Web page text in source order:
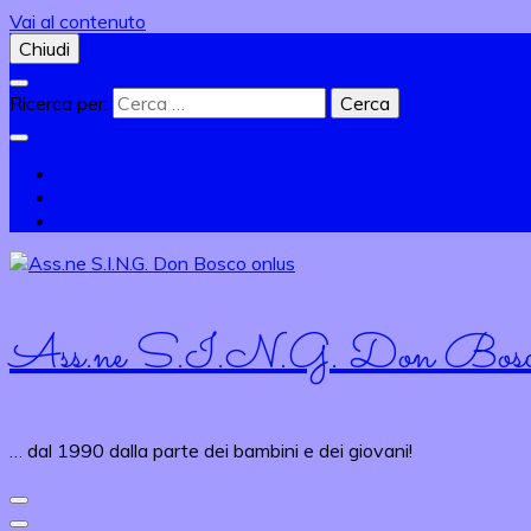
Vai al contenuto
Chiudi
Ricerca per:
Ass.ne S.I.N.G. Don
… dal 1990 dalla parte dei bambini e dei giovani!